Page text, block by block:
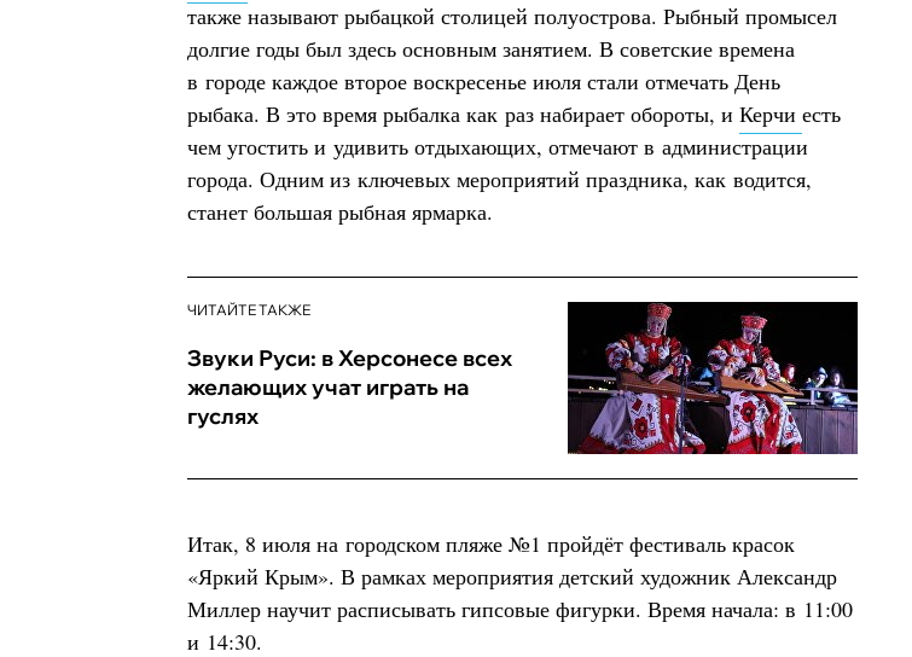
также называют рыбацкой столицей полуострова. Рыбный промысел
долгие годы был здесь основным занятием. В советские времена
в городе каждое второе воскресенье июля стали отмечать День
рыбака. В это время рыбалка как раз набирает обороты, и Керчи есть
чем угостить и удивить отдыхающих, отмечают в администрации
города. Одним из ключевых мероприятий праздника, как водится,
станет большая рыбная ярмарка.
ЧИТАЙТЕ ТАКЖЕ
Звуки Руси: в Херсонесе всех
желающих учат играть на
гуслях
Итак, 8 июля на городском пляже №1 пройдёт фестиваль красок
«Яркий Крым». В рамках мероприятия детский художник Александр
Миллер научит расписывать гипсовые фигурки. Время начала: в 11:00
и 14:30.